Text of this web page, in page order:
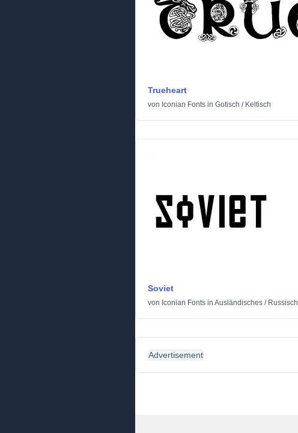
Trueheart
von Iconian Fonts in Gotisch / Keltisch
Soviet
von Iconian Fonts in Ausländisches / Russisch
Advertisement